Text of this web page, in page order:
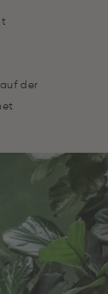
auf der